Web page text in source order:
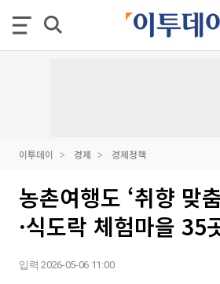
이투데이 경제 경제정책
농촌여행도 ‘취향 맞
·식도락 체험마을 35
입력 2026-05-06 11:00